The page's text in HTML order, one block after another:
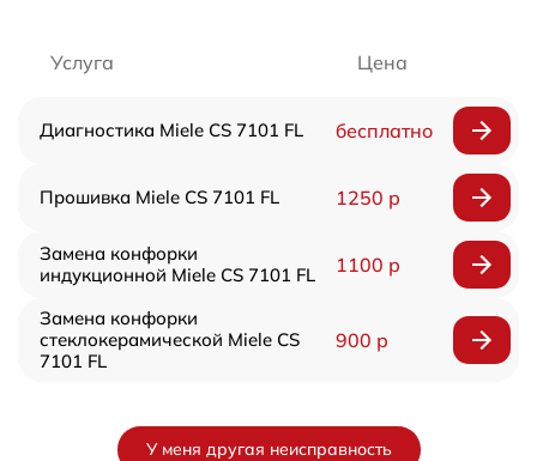
Услуга Цена
Диагностика Miele CS 7101 FL бесплатно
Прошивка Miele CS 7101 FL 1250 р
Замена конфорки
индукционной Miele CS 7101 FL
1100 р
Замена конфорки
стеклокерамической Miele CS
7101 FL
900 р
У меня другая неисправность